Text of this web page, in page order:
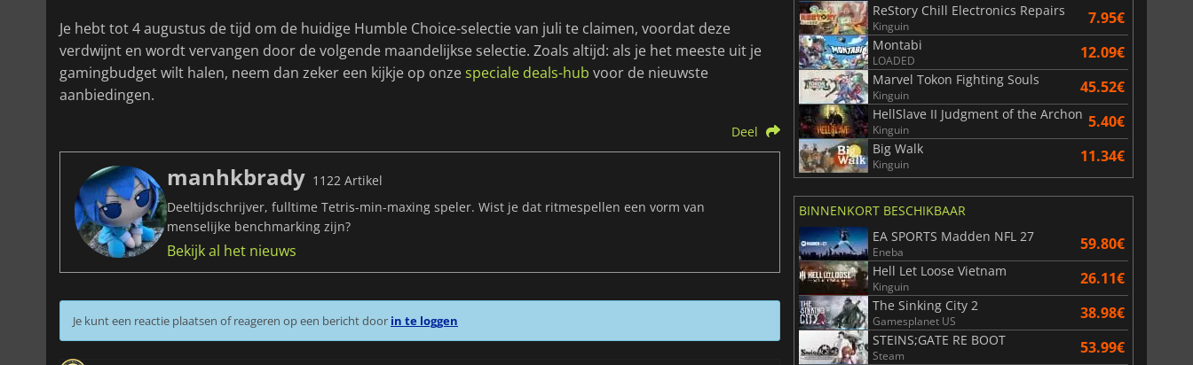
Je hebt tot 4 augustus de tijd om de huidige Humble Choice-selectie van juli te claimen, voordat deze
verdwijnt en wordt vervangen door de volgende maandelijkse selectie. Zoals altijd: als je het meeste uit je
gamingbudget wilt halen, neem dan zeker een kijkje op onzespeciale deals-hub voor de nieuwste
aanbiedingen.
Deel
manhkbrady 1122 Artikel
Deeltijdschrijver, fulltime Tetris-min-maxing speler. Wist je dat ritmespellen een vorm van
menselijke benchmarking zijn?
Bekijk al het nieuws
Je kunt een reactie plaatsen of reageren op een bericht door in te loggen
ReStory Chill Electronics Repairs
Kinguin 7.95€
Montabi
LOADED 12.09€
Marvel Tokon Fighting Souls
Kinguin 45.52€
HellSlave II Judgment of the Archon
Kinguin 5.40€
Big Walk
Kinguin 11.34€
BINNENKORT BESCHIKBAAR
EA SPORTS Madden NFL 27
Eneba 59.80€
Hell Let Loose Vietnam
Kinguin 26.11€
The Sinking City 2
Gamesplanet US 38.98€
STEINS;GATE RE BOOT
Steam 53.99€